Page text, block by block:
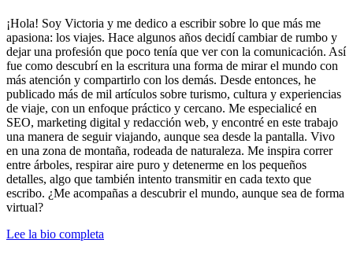
¡Hola! Soy Victoria y me dedico a escribir sobre lo que más me
apasiona: los viajes. Hace algunos años decidí cambiar de rumbo y
dejar una profesión que poco tenía que ver con la comunicación. Así
fue como descubrí en la escritura una forma de mirar el mundo con
más atención y compartirlo con los demás. Desde entonces, he
publicado más de mil artículos sobre turismo, cultura y experiencias
de viaje, con un enfoque práctico y cercano. Me especialicé en
SEO, marketing digital y redacción web, y encontré en este trabajo
una manera de seguir viajando, aunque sea desde la pantalla. Vivo
en una zona de montaña, rodeada de naturaleza. Me inspira correr
entre árboles, respirar aire puro y detenerme en los pequeños
detalles, algo que también intento transmitir en cada texto que
escribo. ¿Me acompañas a descubrir el mundo, aunque sea de forma
virtual?
Lee la bio completa